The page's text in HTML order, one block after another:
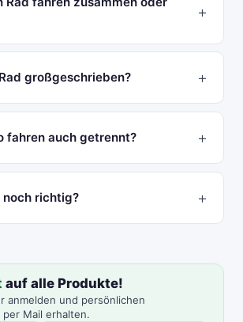
großgeschrieben?
fahren auch getrennt?
richtig?
auf alle Produkte!
anmelden und persönlichen
Mail erhalten.